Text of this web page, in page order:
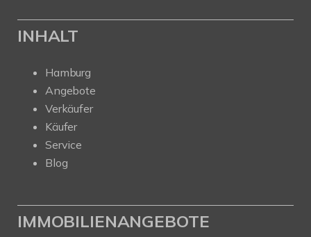
INHALT
Hamburg
Angebote
Verkäufer
Käufer
Service
Blog
IMMOBILIENANGEBOTE